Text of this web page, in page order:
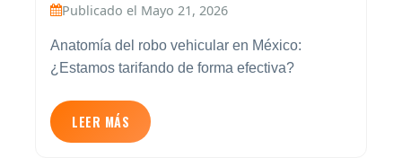
Publicado el Mayo 21, 2026
Anatomía del robo vehicular en México:
¿Estamos tarifando de forma efectiva?
LEER MÁS